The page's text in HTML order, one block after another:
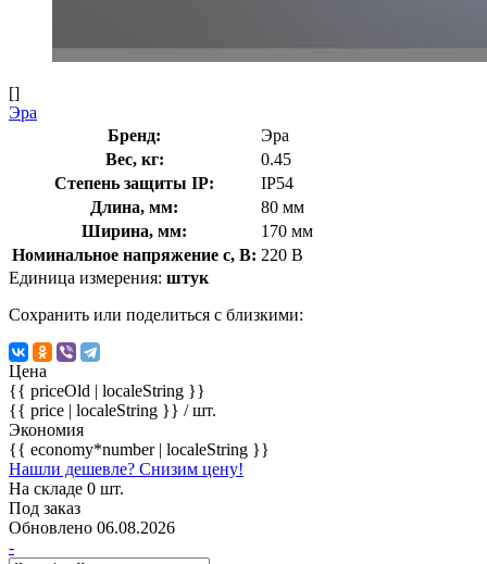
[]
Эра
Бренд:
Эра
Вес, кг:
0.45
Степень защиты IP:
IP54
Длина, мм:
80 мм
Ширина, мм:
170 мм
Номинальное напряжение с, В: 220 В
Единица измерения: штук
Сохранить или поделиться с близкими:
Цена
{{ priceOld | localeString }}
{{ price | localeString }} / шт.
Экономия
{{ economy*number | localeString }}
Нашли дешевле? Снизим цену!
На складе 0 шт.
Под заказ
Обновлено 06.08.2026
-